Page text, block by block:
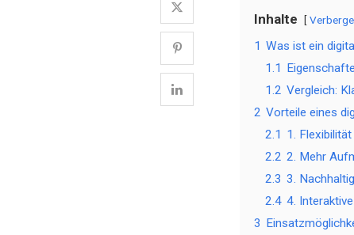
Inhalte
1 Was ist ein
1.1
1.2 Vergleich:
2 Vorteile eines
2.1 1.
2.2 2. Mehr
2.3 3.
2.4 4.
3